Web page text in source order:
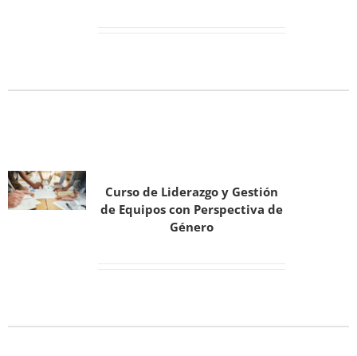
Curso de Liderazgo y Gestión
de Equipos con Perspectiva de
Género